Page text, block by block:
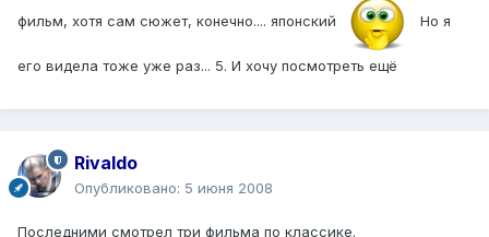
фильм, хотя сам сюжет, конечно.... японский Но я
его видела тоже уже раз... 5. И хочу посмотреть ещё
Rivaldo
Опубликовано: 5 июня 2008
Последними смотрел три фильма по классике.